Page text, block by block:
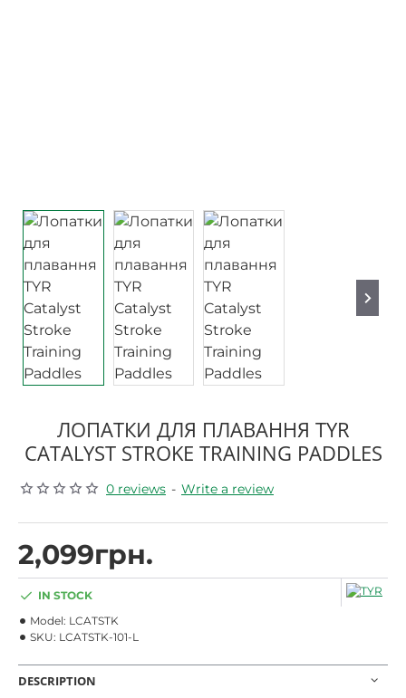
ЛОПАТКИ ДЛЯ ПЛАВАННЯ TYR
CATALYST STROKE TRAINING PADDLES
0 reviews - Write a review
2,099грн.
IN STOCK
Model: LCATSTK
SKU: LCATSTK-101-L
DESCRIPTION